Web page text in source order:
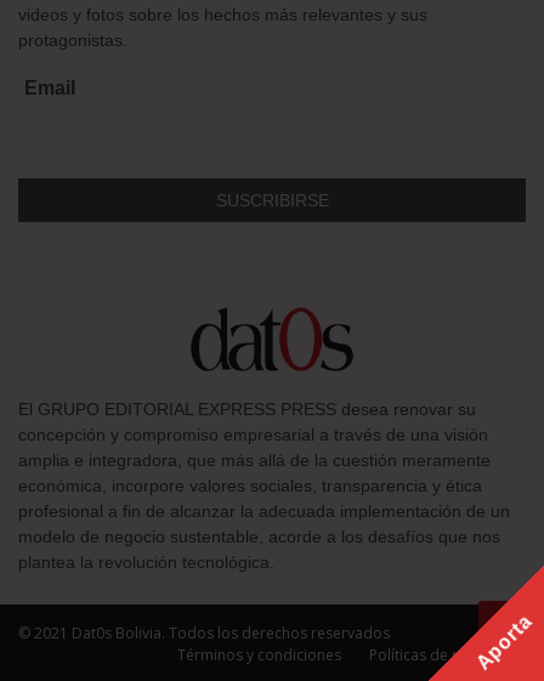
videos y fotos sobre los hechos más relevantes y sus
protagonistas.
Email
El GRUPO EDITORIAL EXPRESS PRESS desea renovar su
concepción y compromiso empresarial a través de una visión
amplia e integradora, que más allá de la cuestión meramente
económica, incorpore valores sociales, transparencia y ética
profesional a fin de alcanzar la adecuada implementación de un
modelo de negocio sustentable, acorde a los desafíos que nos
plantea la revolución tecnológica.
© 2021 Dat0s Bolivia. Todos los derechos reservados
Términos y condiciones
Políticas de privacidad
Aporta